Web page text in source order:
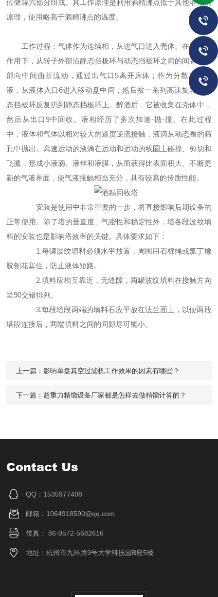
位储罐六部分组成。其工作原理是利用酒精沸点低于其他溶液的
原理，使用略高于酒精沸点的温度。
工作过程：气体作为连续相，从进气口进入壳体。在压差的
作用下，从转子外部沿静态挡板环与动态挡板环之间的间隙从外
部向中间曲折流动，通过出气口5离开床体；作为分散相的溶
液，从液体入口6进入移动盘中间，然后被一系列高速旋转的动
态挡板环反复扔到静态挡板环上。醉酒后，它被收集在壳体中，
然后从出口9中回收。液相经历了多次加速-抛-撞。在此过程
中，液体和气体以相对较大的速度逆流接触，液滴从动态圈的筛
孔中抛出。高速运动的液滴在运动和运动的线圈上碰撞、剪切和
飞溅，形成小液滴、液丝和液膜，从而获得比表面积大、不断更
新的气液界面，使气液接触相当充分，具有较高的传质性能。
安装是使用中非常重要的一步，将直接影响后期设备的
正常使用。除了塔的垂直度、气密性和稳定性外，塔各段波纹填
料的安装也是影响塔效率的关键。具体要求如下：
1.每罐波纹填料必须水平放置，周围用石棉绳或氯丁橡
胶刨花塞住，防止液体短路。
2.填料应相互靠近，无缝隙，两罐波纹填料在接触方向
呈90交错排列。
3.每段塔段两端的填料石应平放在法兰面上，以便两段
塔段连接后，两端填料之间的间隙尽可能小。
上一篇：影响单盘真空过滤机工作效果的因素有哪些？
下一篇： 超重力精馏设备厂家都是怎样去做精馏计算的？
Contact Us
QQ：1535977408
邮箱：1064918590@qq.com
传真： 86-0572-5682616
地址：杭州市九环路9号大学科技园B座5楼